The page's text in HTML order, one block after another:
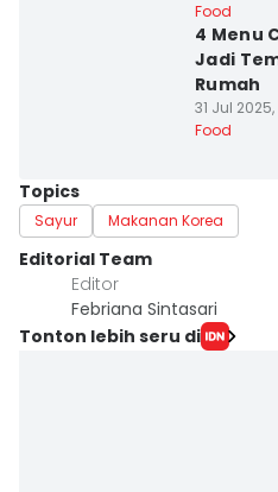
Food
4 Menu
Jadi
Rumah
31 Jul 2025,
Food
Topics
Sayur Makanan Korea
Editorial Team
Editor
Febriana Sintasari
Tonton lebih seru di